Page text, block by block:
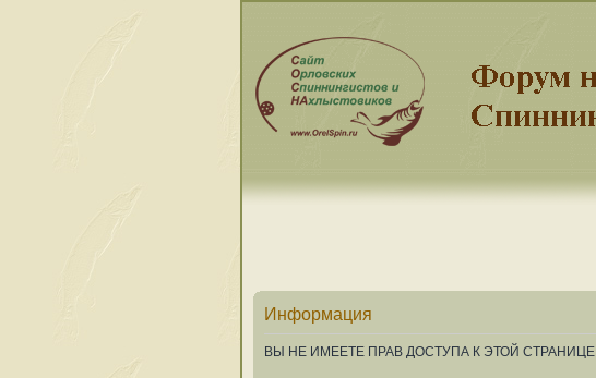
Информация
ВЫ НЕ ИМЕЕТЕ ПРАВ ДОСТУПА К ЭТОЙ СТРАНИЦЕ